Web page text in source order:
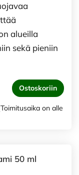
alueilla
sekä pieniin
Ostoskoriin
on alle
50 ml